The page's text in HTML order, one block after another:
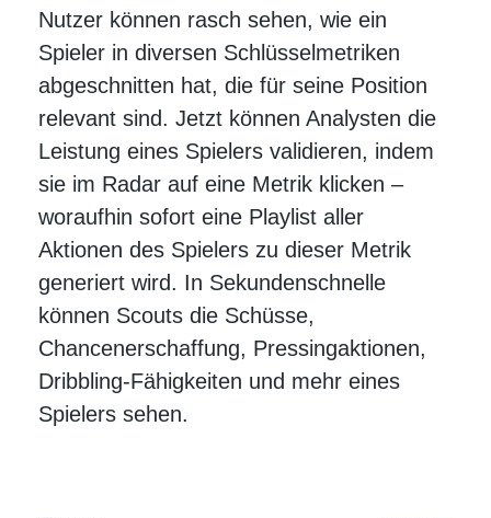
Nutzer können rasch sehen, wie ein
Spieler in diversen Schlüsselmetriken
abgeschnitten hat, die für seine Position
relevant sind. Jetzt können Analysten die
Leistung eines Spielers validieren, indem
sie im Radar auf eine Metrik klicken –
woraufhin sofort eine Playlist aller
Aktionen des Spielers zu dieser Metrik
generiert wird. In Sekundenschnelle
können Scouts die Schüsse,
Chancenerschaffung, Pressingaktionen,
Dribbling-Fähigkeiten und mehr eines
Spielers sehen.